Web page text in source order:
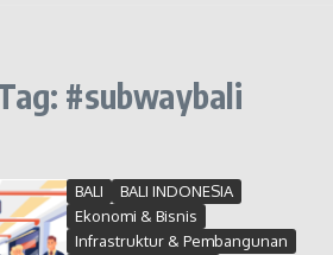
#subwaybali
BALI
BALI INDONESIA
Ekonomi & Bisnis
Infrastruktur & Pembangunan